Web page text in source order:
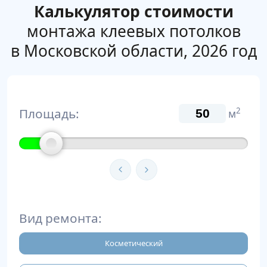
Калькулятор стоимости
монтажа клеевых потолков
в Московской области, 2026 год
Площадь: м2
Вид ремонта:
Косметический